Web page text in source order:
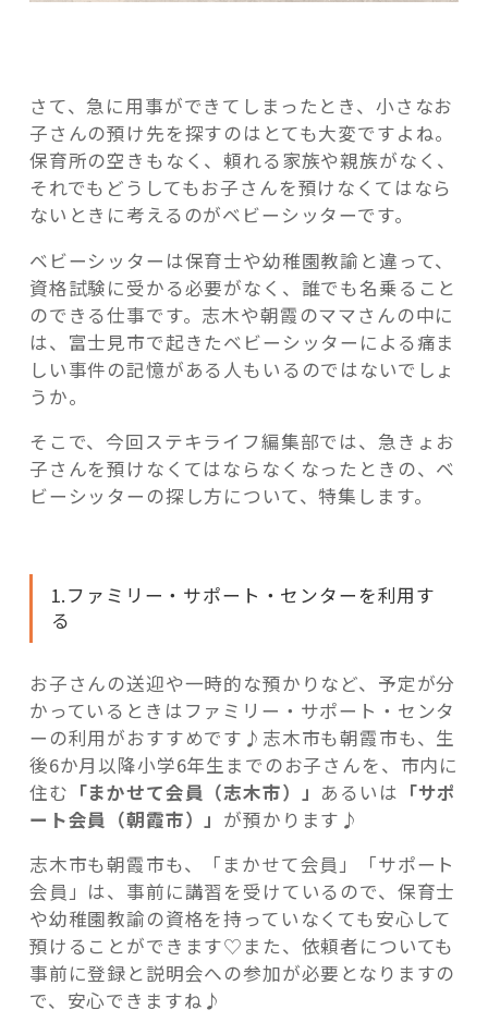
タ
探
す
方
法”
の
さて、急に用事ができてしまったとき、小さなお
子さんの預け先を探すのはとても大変ですよね。
保育所の空きもなく、頼れる家族や親族がなく、
それでもどうしてもお子さんを預けなくてはなら
ないときに考えるのがベビーシッターです。
ベビーシッターは保育士や幼稚園教諭と違って、
資格試験に受かる必要がなく、誰でも名乗ること
のできる仕事です。志木や朝霞のママさんの中に
は、富士見市で起きたベビーシッターによる痛ま
しい事件の記憶がある人もいるのではないでしょ
うか。
そこで、今回ステキライフ編集部では、急きょお
子さんを預けなくてはならなくなったときの、ベ
ビーシッターの探し方について、特集します。
1.ファミリー・サポート・センターを利用す
る
お子さんの送迎や一時的な預かりなど、予定が分
かっているときはファミリー・サポート・センタ
ーの利用がおすすめです♪志木市も朝霞市も、生
後6か月以降小学6年生までのお子さんを、市内に
住む 「まかせて会員（志木市）」 あるいは 「サポ
ート会員（朝霞市）」 が預かります♪
志木市も朝霞市も、「まかせて会員」「サポート
会員」は、事前に講習を受けているので、保育士
や幼稚園教諭の資格を持っていなくても安心して
預けることができます♡また、依頼者についても
事前に登録と説明会への参加が必要となりますの
で、安心できますね♪